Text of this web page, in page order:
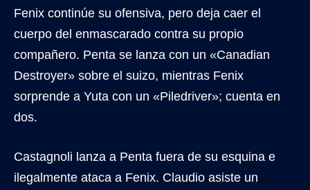
Fenix continúe su ofensiva, pero deja caer el
cuerpo del enmascarado contra su propio
compañero. Penta se lanza con un «Canadian
Destroyer» sobre el suizo, mientras Fenix
sorprende a Yuta con un «Piledriver»; cuenta en
dos.
Castagnoli lanza a Penta fuera de su esquina e
ilegalmente ataca a Fenix. Claudio asiste un